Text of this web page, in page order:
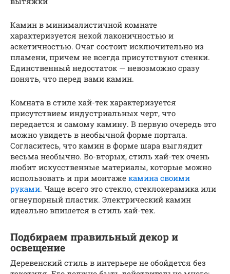
Камин в минималистичной комнате
характеризуется некой лаконичностью и
аскетичностью. Очаг состоит исключительно из
пламени, причем не всегда присутствуют стенки.
Единственный недостаток — невозможно сразу
понять, что перед вами камин.
Комната в стиле хай-тек характеризуется
присутствием индустриальных черт, что
передается и самому камину. В первую очередь это
можно увидеть в необычной форме портала.
Согласитесь, что камин в форме шара выглядит
весьма необычно. Во-вторых, стиль хай-тек очень
любит искусственные материалы, которые можно
использовать и при монтаже камина своими
руками. Чаще всего это стекло, стеклокерамика или
огнеупорный пластик. Электрический камин
идеально впишется в стиль хай-тек.
Подбираем правильный декор и
освещение
Деревенский стиль в интерьере не обойдется без